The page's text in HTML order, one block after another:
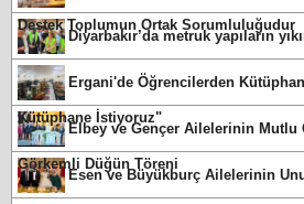
Destek Toplumun Ortak Sorumluluğudur
Diyarbakır’da metruk yapıların
Ergani'de Öğrencilerden
Kütüphane İstiyoruz"
Elbey ve Gençer Ailelerinin Mutlu
Görkemli Düğün Töreni
Esen ve Büyükburç Ailelerinin